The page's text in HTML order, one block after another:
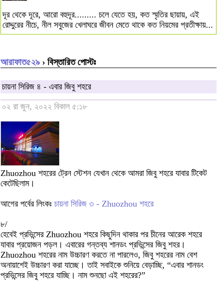
দূর থেকে দূরে, আরো বহুদূর......... চলে যেতে হয়, কত স্মৃতির ছায়ায়, এই
রোদ্দুরের নীচে, নীল সবুজের খেলাঘরে জীবন মেতে থাকে কত নিয়মের প্রতীক্ষায়...
আরাফাত৫২৯› বিস্তারিত পোস্টঃ
চায়না সিরিজ ৪ - এবার জিবু শহরে
০২ রা জুন, ২০২২ বিকাল ৫:১৮
Zhuozhou শহরের ট্রেন স্টেশন যেখান থেকে আমরা জিবু শহরে যাবার টিকেট
কেটেছিলাম।
আগের পর্বের লিংকঃ চায়না সিরিজ ৩ - Zhuozhou শহরে
৮/
হেবেই প্রভিন্সের Zhuozhou শহরে কিছুদিন থাকার পর চীনের আরেক শহরে
যাবার প্রয়োজন পড়ল। এবারের গন্তব্য শানডং প্রভিন্সের জিবু শহর।
Zhuozhou শহরের নাম উচ্চারণ করতে না পারলেও, জিবু শহরের নাম বেশ
অনায়াশেই উচ্চারণ করা যাচ্ছে। তাই সবাইকে শুনিয়ে বেড়াচ্ছি, “এবার শানডং
প্রভিন্সের জিবু শহরে যাচ্ছি। নাম শুনছো এই শহরের?”